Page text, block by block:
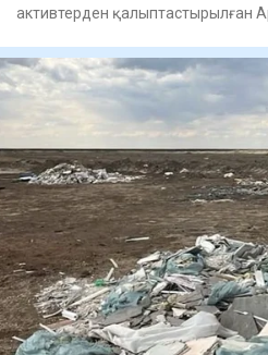
активтерден қалыптастырылған